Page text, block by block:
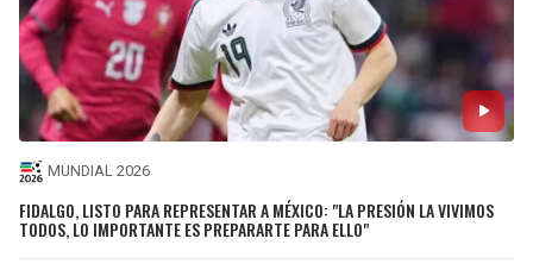
MUNDIAL 2026
FIDALGO, LISTO PARA REPRESENTAR A MÉXICO: "LA PRESIÓN LA VIVIMOS
TODOS, LO IMPORTANTE ES PREPARARTE PARA ELLO"